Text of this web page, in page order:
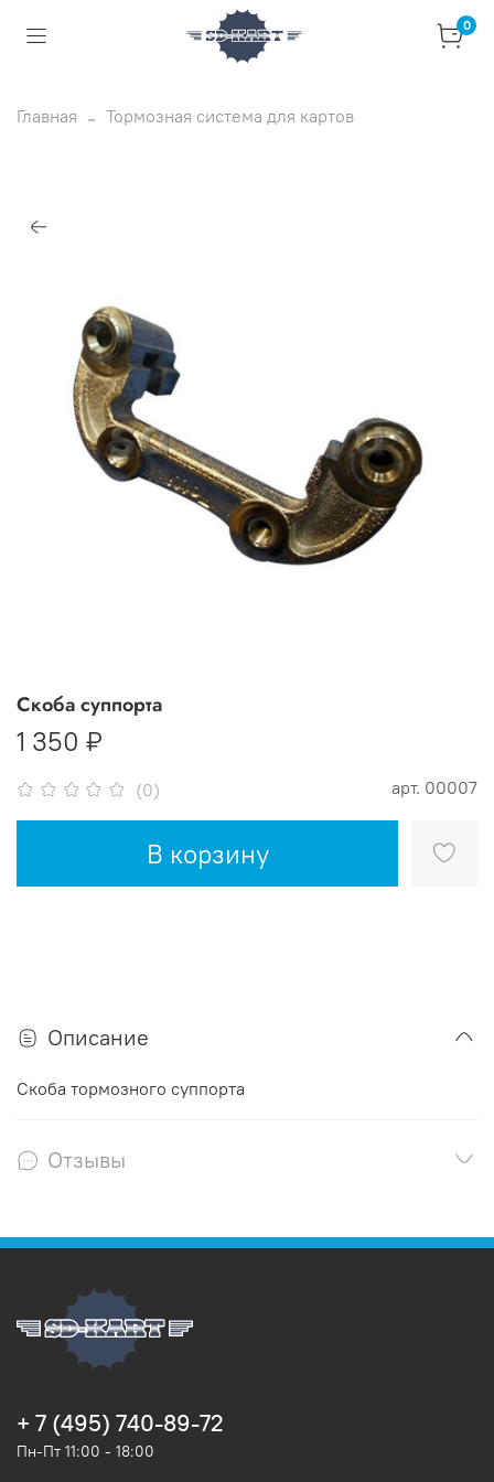
0
Главная Тормозная система для картов
(0) арт. 00007
Скоба суппорта
1 350 ₽
В корзину
Описание
Скоба тормозного суппорта
Отзывы
+ 7 (495) 740-89-72
Пн-Пт 11:00 - 18:00